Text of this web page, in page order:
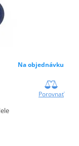
Na objednávku
Porovnať